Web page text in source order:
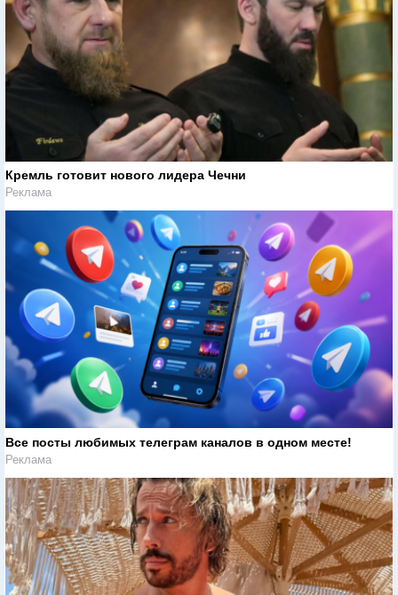
Кремль готовит нового лидера Чечни
Реклама
Все посты любимых телеграм каналов в одном месте!
Реклама